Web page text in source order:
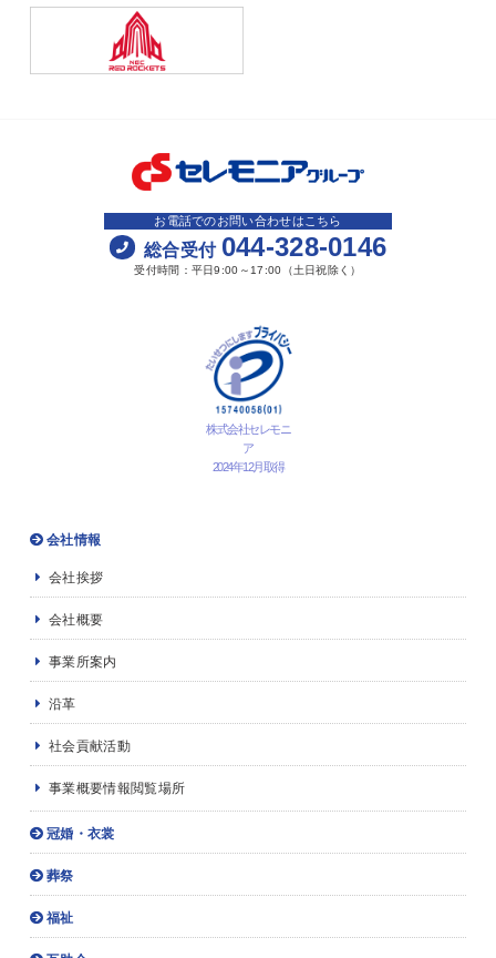
お電話でのお問い合わせはこちら
総合受付 044-328-0146
受付時間：平日9:00～17:00（土日祝除く）
株式会社セレモニ
ア
2024年12月取得
会社情報
会社挨拶
会社概要
事業所案内
沿革
社会貢献活動
事業概要情報閲覧場所
冠婚・衣裳
葬祭
福祉